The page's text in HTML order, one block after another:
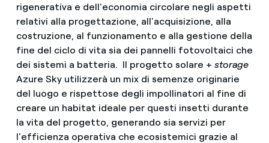
rigenerativa e dell'economia circolare negli aspetti
relativi alla progettazione, all'acquisizione, alla
costruzione, al funzionamento e alla gestione della
fine del ciclo di vita sia dei pannelli fotovoltaici che
dei sistemi a batteria. Il progetto solare + storage
Azure Sky utilizzerà un mix di semenze originarie
del luogo e rispettose degli impollinatori al fine di
creare un habitat ideale per questi insetti durante
la vita del progetto, generando sia servizi per
l'efficienza operativa che ecosistemici grazie al